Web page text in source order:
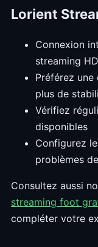
Lorient
Connexion
streaming HD
Préférez
plus de
Vérifiez
disponibles
Configurez
problèmes
Consultez aussi
streaming foot
compléter votre